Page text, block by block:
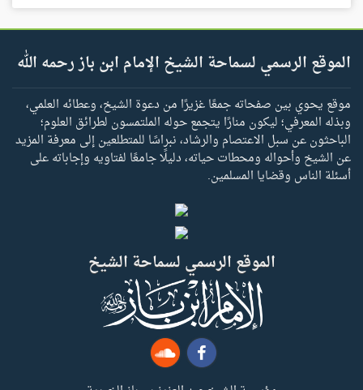
الموقع الرسمي لسماحة الشيخ الإمام ابن باز رحمه الله
موقع يحوي بين صفحاته جمعًا غزيرًا من دعوة الشيخ، وعطائه العلمي،
وبذله المعرفي؛ ليكون منارًا يتجمع حوله الملتمسون لطرائق العلوم؛
الباحثون عن سبل الاعتصام والرشاد، نبراسًا للمتطلعين إلى معرفة المزيد
عن الشيخ وأحواله ومحطات حياته، دليلًا جامعًا لفتاويه وإجاباته على
أسئلة الناس وقضايا المسلمين.
الموقع الرسمي لسماحة الشيخ